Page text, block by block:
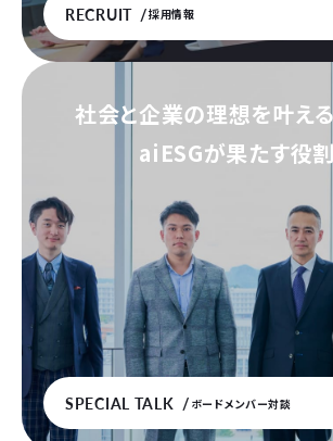
RECRUIT 採用情報
社会と企業の理想を叶える
aiESGが果たす役割
SPECIAL TALK ボードメンバー対談